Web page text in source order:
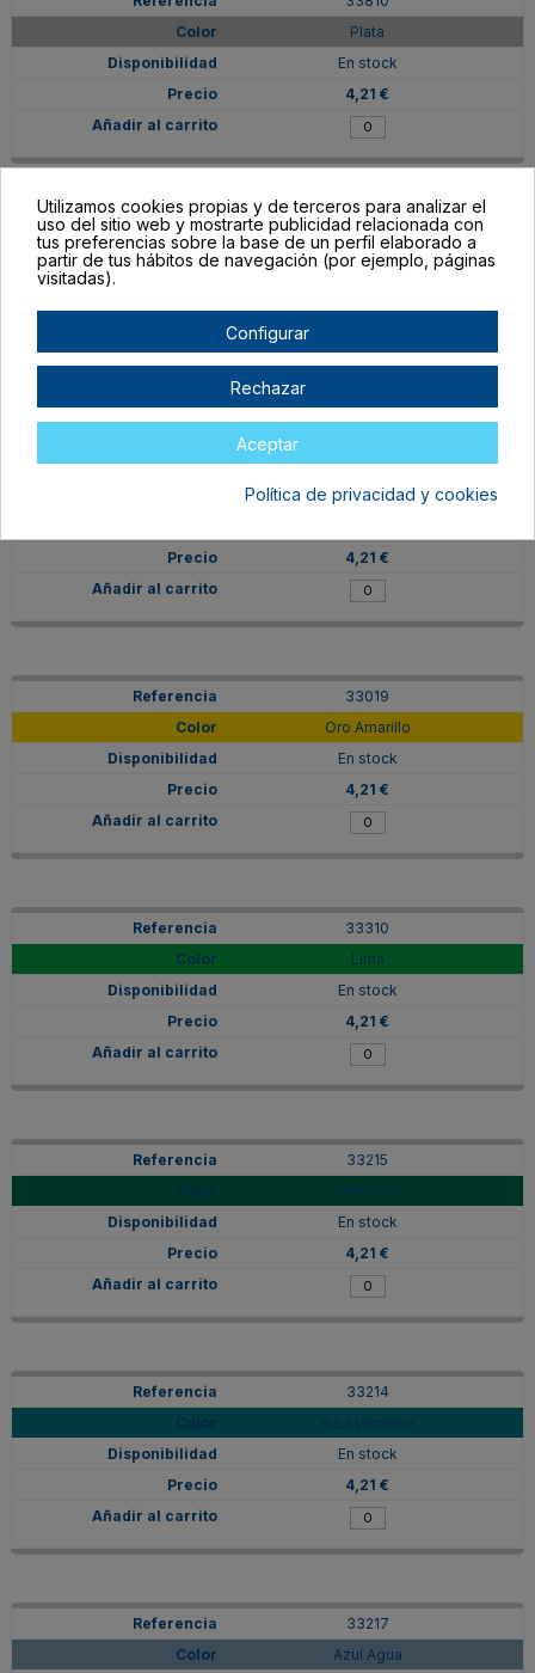
Plata
En stock
4,21 €
33910
Oro
33925
Iridiscente
4,21 €
33019
Oro Amarillo
En stock
4,21 €
33310
Lima
En stock
4,21 €
33215
Petróleo
En stock
4,21 €
33214
En stock
4,21 €
33217
Azul Agua
Utilizamos cookies propias y de terceros para analizar el
uso del sitio web y mostrarte publicidad relacionada con
tus preferencias sobre la base de un perfil elaborado a
partir de tus hábitos de navegación (por ejemplo, páginas
visitadas).
Configurar
Rechazar
Aceptar
Política de privacidad y cookies